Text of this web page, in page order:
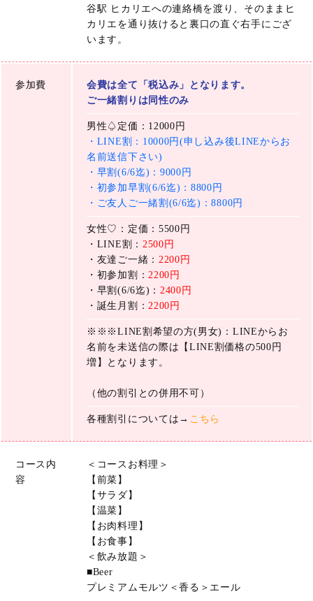
谷駅 ヒカリエへの連絡橋を渡り、そのままヒ
カリエを通り抜けると裏口の直ぐ右手にござ
います。
参加費
会費は全て「税込み」となります。
ご一緒割りは同性のみ
男性♤定価：12000円
・LINE割：10000円(申し込み後LINEからお
名前送信下さい)
・早割(6/6迄)：9000円
・初参加早割(6/6迄)：8800円
・ご友人ご一緒割(6/6迄)：8800円
女性♡：定価：5500円
・LINE割： 2500円
・友達ご一緒： 2200円
・初参加割： 2200円
・早割(6/6迄)： 2400円
・誕生月割： 2200円
※※※LINE割希望の方(男女)：LINEからお
名前を未送信の際は【LINE割価格の500円
増】となります。
（他の割引との併用不可）
各種割引については→ こちら
コース内
容
＜コースお料理＞
【前菜】
【サラダ】
【温菜】
【お肉料理】
【お食事】
＜飲み放題＞
■Beer
プレミアムモルツ＜香る＞エール